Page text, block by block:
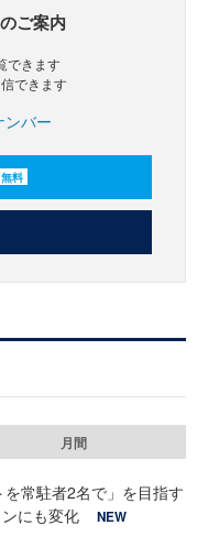
のご案内
できます
できます
ンバー
無料
月間
常駐者2名で」を目指す
にも変化
NEW